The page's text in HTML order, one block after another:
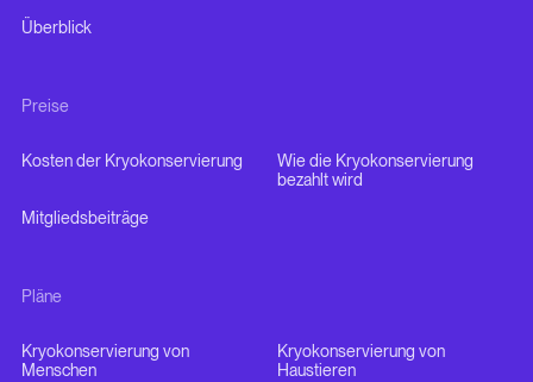
Überblick
Preise
Kosten der Kryokonservierung
Wie die Kryokonservierung
bezahlt wird
Mitgliedsbeiträge
Pläne
Kryokonservierung von
Menschen
Kryokonservierung von
Haustieren